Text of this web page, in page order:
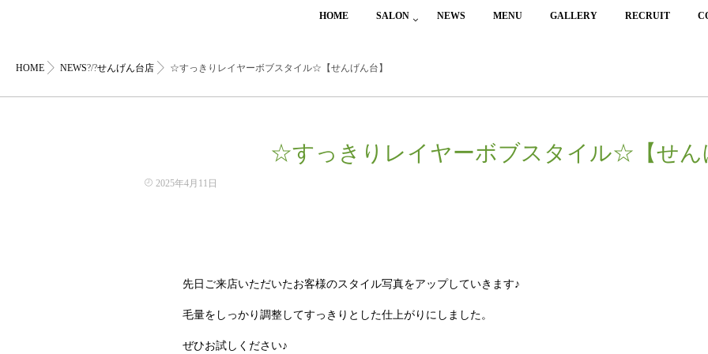
HOME SALON NEWS MENU GALLERY RECRUIT
HOME NEWS?/?せんげん台店 ☆すっきりレイヤーボブスタイル☆【せんげん台】
☆すっきりレイヤーボブスタイル☆【せん
2025年4月11日
先日ご来店いただいたお客様のスタイル写真をアップしていきます♪
毛量をしっかり調整してすっきりとした仕上がりにしました。
ぜひお試しください♪